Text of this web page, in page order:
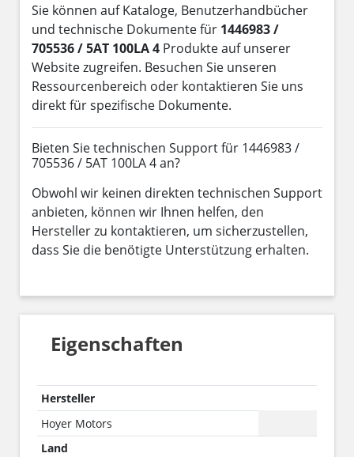
Sie können auf Kataloge, Benutzerhandbücher
und technische Dokumente für 1446983 /
705536 / 5AT 100LA 4 Produkte auf unserer
Website zugreifen. Besuchen Sie unseren
Ressourcenbereich oder kontaktieren Sie uns
direkt für spezifische Dokumente.
Bieten Sie technischen Support für 1446983 /
705536 / 5AT 100LA 4 an?
Obwohl wir keinen direkten technischen Support
anbieten, können wir Ihnen helfen, den
Hersteller zu kontaktieren, um sicherzustellen,
dass Sie die benötigte Unterstützung erhalten.
Eigenschaften
Hersteller
Hoyer Motors
Land